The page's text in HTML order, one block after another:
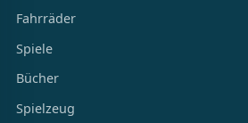
Fahrräder
Spiele
Bücher
Spielzeug